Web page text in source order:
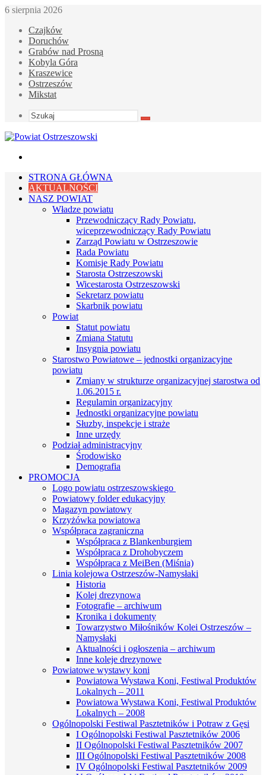
6 sierpnia 2026
Czajków
Doruchów
Grabów nad Prosną
Kobyla Góra
Kraszewice
Ostrzeszów
Mikstat
Szukaj
STRONA GŁÓWNA
AKTUALNOŚCI
NASZ POWIAT
Władze powiatu
Przewodniczący Rady Powiatu,
wiceprzewodniczący Rady Powiatu
Zarząd Powiatu w Ostrzeszowie
Rada Powiatu
Komisje Rady Powiatu
Starosta Ostrzeszowski
Wicestarosta Ostrzeszowski
Sekretarz powiatu
Skarbnik powiatu
Powiat
Statut powiatu
Zmiana Statutu
Insygnia powiatu
Starostwo Powiatowe – jednostki organizacyjne
powiatu
Zmiany w strukturze organizacyjnej starostwa od
1.06.2015 r.
Regulamin organizacyjny
Jednostki organizacyjne powiatu
Słuzby, inspekcje i straże
Inne urzędy
Podział administracyjny
Środowisko
Demografia
PROMOCJA
Logo powiatu ostrzeszowskiego
Powiatowy folder edukacyjny
Magazyn powiatowy
Krzyżówka powiatowa
Współpraca zagraniczna
Współpraca z Blankenburgiem
Współpraca z Drohobyczem
Współpraca z MeiBen (Miśnia)
Linia kolejowa Ostrzeszów-Namysłaki
Historia
Kolej drezynowa
Fotografie – archiwum
Kronika i dokumenty
Towarzystwo Miłośników Kolei Ostrzeszów –
Namysłaki
Aktualności i ogłoszenia – archiwum
Inne koleje drezynowe
Powiatowe wystawy koni
Powiatowa Wystawa Koni, Festiwal Produktów
Lokalnych – 2011
Powiatowa Wystawa Koni, Festiwal Produktów
Lokalnych – 2008
Ogólnopolski Festiwal Pasztetników i Potraw z Gęsi
I Ogólnopolski Festiwal Pasztetników 2006
II Ogólnopolski Festiwal Pasztetników 2007
III Ogólnopolski Festiwal Pasztetników 2008
IV Ogólnopolski Festiwal Pasztetników 2009